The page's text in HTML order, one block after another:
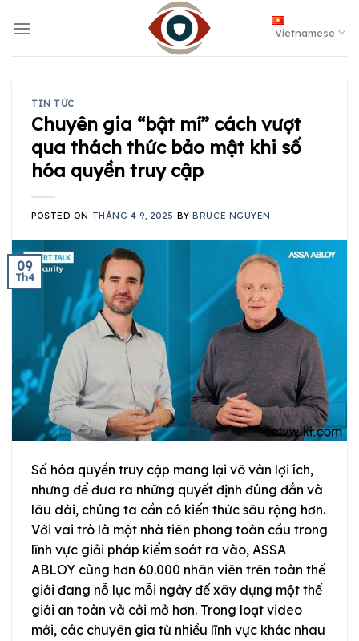
Vietnamese
TIN TỨC
Chuyên gia “bật mí” cách vượt
qua thách thức bảo mật khi số
hóa quyền truy cập
POSTED ON THÁNG 4 9, 2025 BYBRUCE NGUYEN
09
Th4
Số hóa quyền truy cập mang lại vô vàn lợi ích,
nhưng để đưa ra những quyết định đúng đắn và
lâu dài, chúng ta cần có kiến thức sâu rộng hơn.
Với vai trò là một nhà tiên phong toàn cầu trong
lĩnh vực giải pháp kiểm soát ra vào, ASSA
ABLOY cùng hơn 60.000 nhân viên trên toàn thế
giới đang nỗ lực mỗi ngày để xây dựng một thế
giới an toàn và cởi mở hơn. Trong loạt video
mới, các chuyên gia từ nhiều lĩnh vực khác nhau